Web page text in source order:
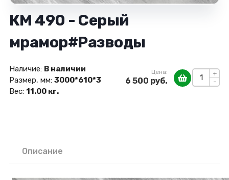
КМ 490 - Серый
мрамор#Разводы
+
-
Цена:
6 500 руб.
Наличие: В наличии
Размер, мм: 3000*610*3
Вес: 11.00 кг.
Описание